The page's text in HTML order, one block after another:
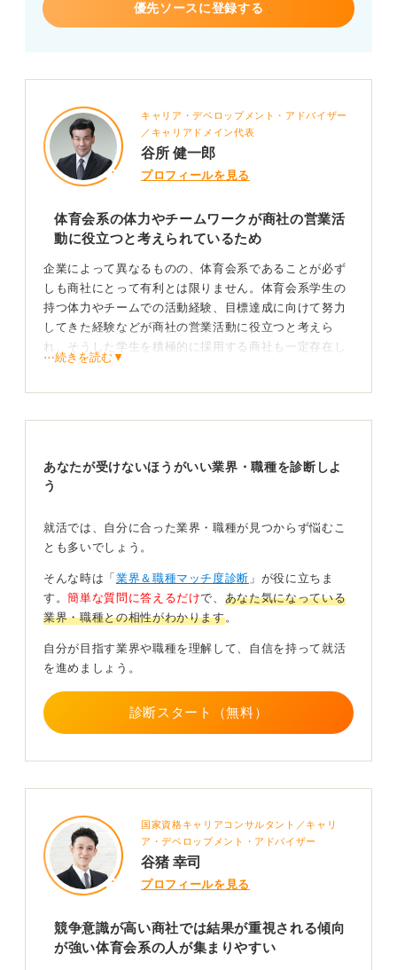
優先ソースに登録する
キャリア・デベロップメント・アドバイザー
／キャリアドメイン代表
谷所 健一郎
プロフィールを見る
体育会系の体力やチームワークが商社の営業活
動に役立つと考えられているため
企業によって異なるものの、体育会系であることが必ず
しも商社にとって有利とは限りません。体育会系学生の
持つ体力やチームでの活動経験、目標達成に向けて努力
してきた経験などが商社の営業活動に役立つと考えら
れ、そうした学生を積極的に採用する商社も一定存在し
ます。
また、体育会系は縦のつながりを重視するため、OBや
非体育会系の人は商社で活かせるスキルや知識をア
ピールすることが大切
けではありません。商社の社員には、体育会系でない社
員や部活動を経験していない社員も多くいます。
体育会系は体力、チームワーク、目標達成能力といった
強みを持っていますが、非体育会系の人材も自らの強み
をしっかりとアピールすることが重要です。事務系の部
署では貿易関連の知識や法律知識、語学力が求められ、
IT関連の部署ではITスキルが重視されます。
また、営業系でも語学力や留学経験を重視する商社もあ
ります。体育会系や非体育会系という枠組みで考えるの
ではなく、応募先の商社が求める人物像を想定し、商社
0
⋯続きを読む▼
あなたが受けないほうがいい業界・職種を診断しよ
う
就活では、自分に合った業界・職種が見つからず悩むこ
とも多いでしょう。
そんな時は「 業界＆職種マッチ度診断 」が役に立ちま
す。簡単な質問に答えるだけで、 あなた気になっている
業界・職種との相性がわかります。
自分が目指す業界や職種を理解して、自信を持って就活
を進めましょう。
診断スタート（無料）
国家資格キャリアコンサルタント／キャリ
ア・デベロップメント・アドバイザー
谷猪 幸司
プロフィールを見る
競争意識が高い商社では結果が重視される傾向
が強い体育会系の人が集まりやすい